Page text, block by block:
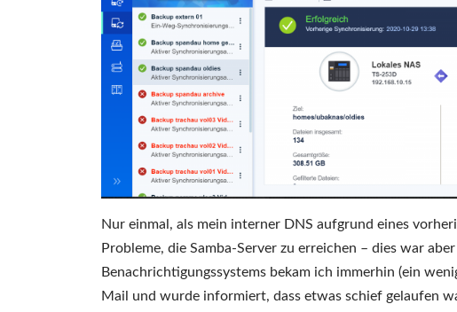
Nur einmal, als mein interner DNS aufgrund eines
Probleme, die Samba-Server zu erreichen – dies war
Benachrichtigungssystems bekam ich immerhin (ein
Mail und wurde informiert, dass etwas schief gelaufen